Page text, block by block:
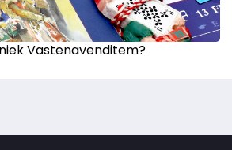
Vastenavenditem?